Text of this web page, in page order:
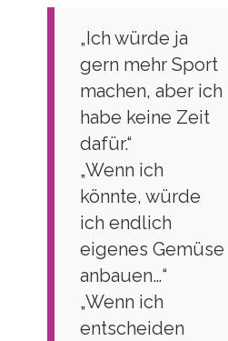
„Ich würde ja
gern mehr Sport
machen, aber ich
habe keine Zeit
dafür.“
„Wenn ich
könnte, würde
ich endlich
eigenes Gemüse
anbauen…“
„Wenn ich
entscheiden